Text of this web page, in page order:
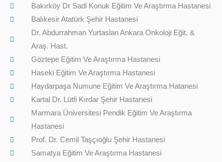
Bakırköy Dr Sadi Konuk Eğitim Ve Araştırma Hastanesi
Balıkesir Atatürk Şehir Hastanesi
Dr. Abdurrahman Yurtaslan Ankara Onkoloji Eğit. &
Araş. Hast.
Göztepe Eğitim Ve Araştırma Hastanesi
Haseki Eğitim Ve Araştırma Hastanesi
Haydarpaşa Numune Eğitim Ve Araştırma Hatanesi
Kartal Dr. Lütfi Kırdar Şehir Hastanesi
Marmara Üniversitesi Pendik Eğitim Ve Araştırma
Hastanesi
Prof. Dr. Cemil Taşçıoğlu Şehir Hastanesi
Samatya Eğitim Ve Araştırma Hastanesi